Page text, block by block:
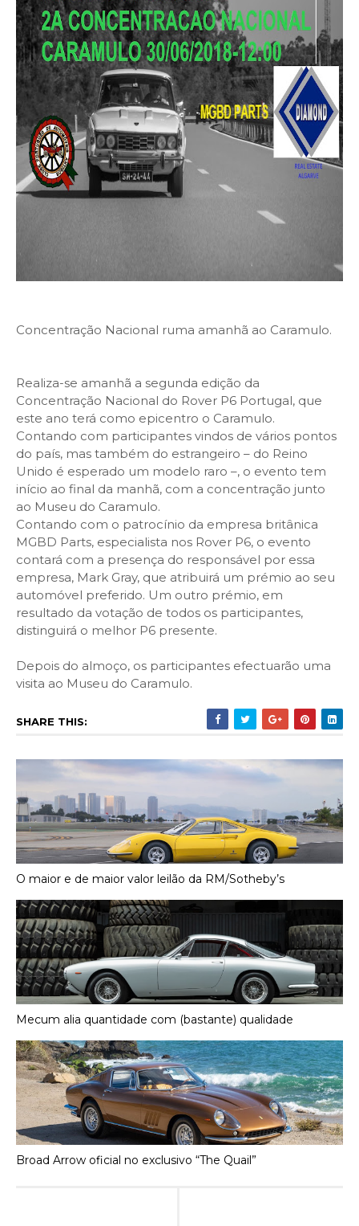
Concentração Nacional ruma amanhã ao Caramulo.
Realiza-se amanhã a segunda edição da
Concentração Nacional do Rover P6 Portugal, que
este ano terá como epicentro o Caramulo.
Contando com participantes vindos de vários pontos
do país, mas também do estrangeiro – do Reino
Unido é esperado um modelo raro –, o evento tem
início ao final da manhã, com a concentração junto
ao Museu do Caramulo.
Contando com o patrocínio da empresa britânica
MGBD Parts, especialista nos Rover P6, o evento
contará com a presença do responsável por essa
empresa, Mark Gray, que atribuirá um prémio ao seu
automóvel preferido. Um outro prémio, em
resultado da votação de todos os participantes,
distinguirá o melhor P6 presente.
Depois do almoço, os participantes efectuarão uma
visita ao Museu do Caramulo.
SHARE THIS:
O maior e de maior valor leilão da RM/Sotheby’s
Mecum alia quantidade com (bastante) qualidade
Broad Arrow oficial no exclusivo “The Quail”